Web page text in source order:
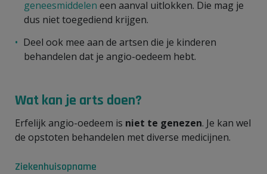
geneesmiddelen een aanval uitlokken. Die mag je
dus niet toegediend krijgen.
Deel ook mee aan de artsen die je kinderen
behandelen dat je angio-oedeem hebt.
Wat kan je arts doen?
Erfelijk angio-oedeem is niet te genezen. Je kan wel
de opstoten behandelen met diverse medicijnen.
Ziekenhuisopname